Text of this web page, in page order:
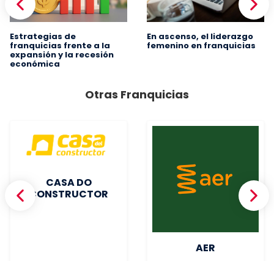
Estrategias de
franquicias frente a la
expansión y la recesión
económica
En ascenso, el liderazgo
femenino en franquicias
Otras Franquicias
CASA DO
CONSTRUCTOR
AER